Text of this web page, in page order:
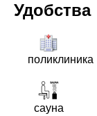
Удобства
поликлиника
сауна